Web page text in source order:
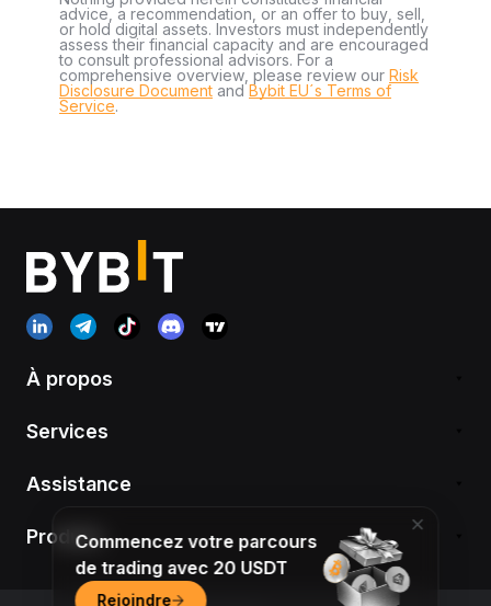
advice, a recommendation, or an offer to buy, sell,
or hold digital assets. Investors must independently
assess their financial capacity and are encouraged
to consult professional advisors. For a
comprehensive overview, please review our Risk
Disclosure Document andBybit EU´s Terms of
Service.
À propos
Services
Assistance
ProduitsCommencez votre parcours
de trading avec 20 USDT
Rejoindre